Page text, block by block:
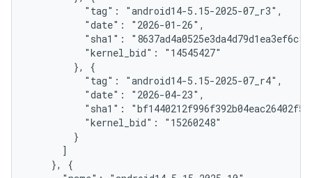
          "tag": "android14-5.15-2025-07_r3",
          "date": "2026-01-26",
"sha1":
          "kernel_bid": "14545427"
        }, {
          "tag": "android14-5.15-2025-07_r4",
          "date": "2026-04-23",
"sha1":
          "kernel_bid": "15260248"
        }
      ]
    }, {